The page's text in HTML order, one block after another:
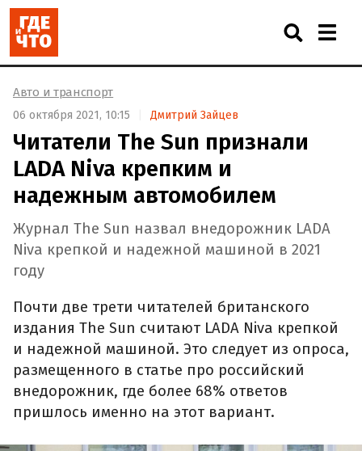
Авто и транспорт
06 октября 2021, 10:15 Дмитрий Зайцев
Читатели The Sun признали
LADA Niva крепким и
надежным автомобилем
Журнал The Sun назвал внедорожник LADA
Niva крепкой и надежной машиной в 2021
году
Почти две трети читателей британского
издания The Sun считают LADA Niva крепкой
и надежной машиной. Это следует из опроса,
размещенного в статье про российский
внедорожник, где более 68% ответов
пришлось именно на этот вариант.